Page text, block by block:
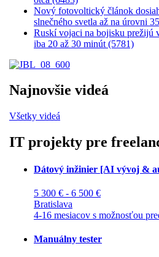
Nový fotovoltický článok
slnečného svetla až na úrovni
Ruskí vojaci na bojisku prežijú
iba 20 až 30 minút (5781)
Najnovšie videá
Všetky videá
IT projekty pre
Dátový inžinier [AI vývoj &
5 300 € - 6 500 €
Bratislava
4-16 mesiacov s možnosťou
Manuálny tester